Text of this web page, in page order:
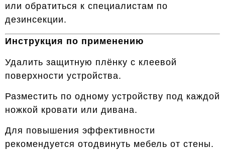
или обратиться к специалистам по
дезинсекции.
Инструкция по применению
Удалить защитную плёнку с клеевой
поверхности устройства.
Разместить по одному устройству под каждой
ножкой кровати или дивана.
Для повышения эффективности
рекомендуется отодвинуть мебель от стены.